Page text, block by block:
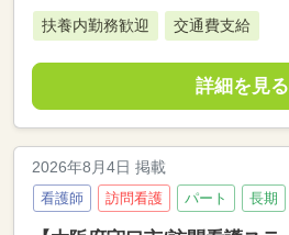
扶養内勤務歓迎 交通費支給
詳細を見る
2026年8月4日 掲載
看護師 訪問看護 パート 長期